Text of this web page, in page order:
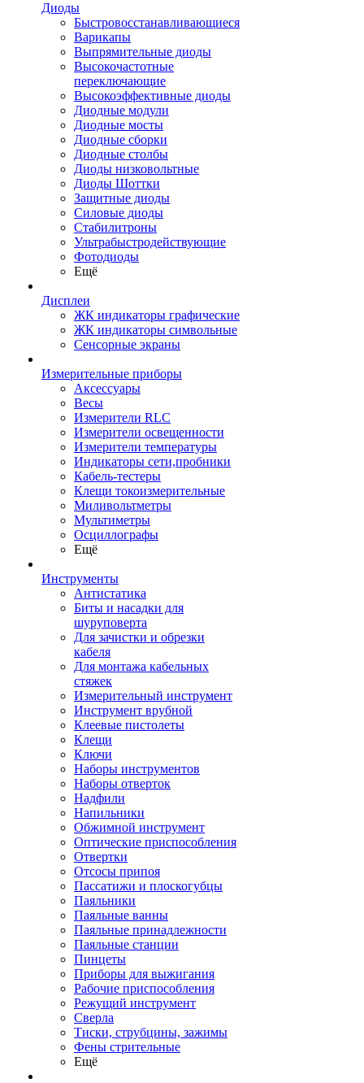
Диоды
Быстровосстанавливающиеся
Варикапы
Выпрямительные диоды
Высокочастотные
переключающие
Высокоэффективные диоды
Диодные модули
Диодные мосты
Диодные сборки
Диодные столбы
Диоды низковольтные
Диоды Шоттки
Защитные диоды
Силовые диоды
Стабилитроны
Ультрабыстродействующие
Фотодиоды
Ещё
Дисплеи
ЖК индикаторы графические
ЖК индикаторы символьные
Сенсорные экраны
Измерительные приборы
Аксессуары
Весы
Измерители RLC
Измерители освещенности
Измерители температуры
Индикаторы сети,пробники
Кабель-тестеры
Клещи токоизмерительные
Миливольтметры
Мультиметры
Осциллографы
Ещё
Инструменты
Антистатика
Биты и насадки для
шуруповерта
Для зачистки и обрезки
кабеля
Для монтажа кабельных
стяжек
Измерительный инструмент
Инструмент врубной
Клеевые пистолеты
Клещи
Ключи
Наборы инструментов
Наборы отверток
Надфили
Напильники
Обжимной инструмент
Оптические приспособления
Отвертки
Отсосы припоя
Пассатижи и плоскогубцы
Паяльники
Паяльные ванны
Паяльные принадлежности
Паяльные станции
Пинцеты
Приборы для выжигания
Рабочие приспособления
Режущий инструмент
Сверла
Тиски, струбцины, зажимы
Фены стрительные
Ещё